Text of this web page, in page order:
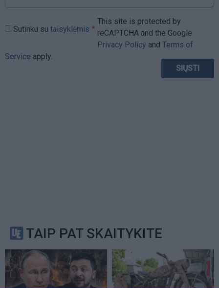
Sutinku su taisyklėmis
This site is protected by
reCAPTCHA and the Google
Privacy Policy and Terms of
Service apply.
TAIP PAT SKAITYKITE